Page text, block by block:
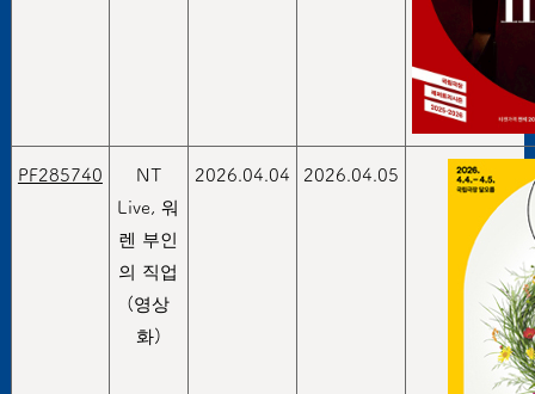
PF285740
NT
Live, 워
렌 부인
의 직업
(영상
화)
2026.04.04 2026.04.05